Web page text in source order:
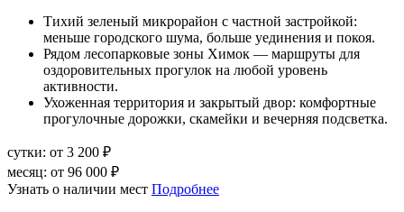
Тихий зеленый микрорайон с частной застройкой:
меньше городского шума, больше уединения и покоя.
Рядом лесопарковые зоны Химок — маршруты для
оздоровительных прогулок на любой уровень
активности.
Ухоженная территория и закрытый двор: комфортные
прогулочные дорожки, скамейки и вечерняя подсветка.
сутки: от 3 200 ₽
месяц: от 96 000 ₽
Узнать о наличии мест Подробнее